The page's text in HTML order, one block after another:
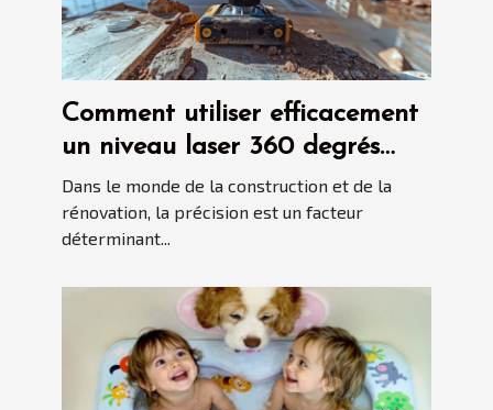
Comment utiliser efficacement
un niveau laser 360 degrés
dans vos projets
Dans le monde de la construction et de la
rénovation, la précision est un facteur
déterminant...